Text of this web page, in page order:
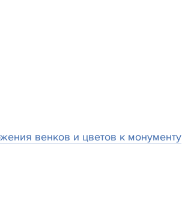
венков и цветов к монументу